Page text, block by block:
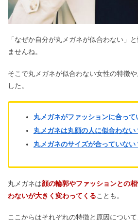
や160・150セン
フラクトオリゴ糖
ダーマリフトマス
い・怪しい評判は
危険性は？航海&
「なぜか自分が丸メガネが似合わない」
ませんね。
そこで丸メガネが似合わない女性の特徴
した。
丸メガネがファッションに合って
丸メガネは丸顔の人に似合わない
丸メガネのサイズが合っていない
丸メガネは顔の輪郭やファッションとの
わないが大きく変わってくることも。
ここからはそれぞれの特徴と原因につい